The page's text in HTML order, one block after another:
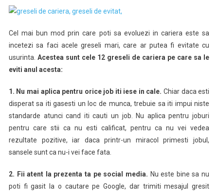
Cariera
De
Evitat
Cel mai bun mod prin care poti sa evoluezi in cariera este sa
incetezi sa faci acele greseli mari, care ar putea fi evitate cu
usurinta. Acestea sunt cele 12 greseli de cariera pe care sa le
eviti anul acesta:
1. Nu mai aplica pentru orice job iti iese in cale. Chiar daca esti
disperat sa iti gasesti un loc de munca, trebuie sa iti impui niste
standarde atunci cand iti cauti un job. Nu aplica pentru joburi
pentru care stii ca nu esti calificat, pentru ca nu vei vedea
rezultate pozitive, iar daca printr-un miracol primesti jobul,
sansele sunt ca nu-i vei face fata.
2. Fii atent la prezenta ta pe social media. Nu este bine sa nu
poti fi gasit la o cautare pe Google, dar trimiti mesajul gresit